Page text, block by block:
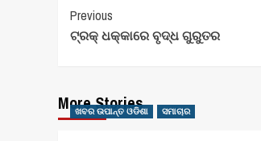
Post
Navigation
Previous
ଟ୍ରକ୍ ଧକ୍କାରେ ବୃଦ୍ଧ ଗୁରୁତର
More Stories
ଖବର ଉପାନ୍ତ ଓଡିଶା ସମାଚାର